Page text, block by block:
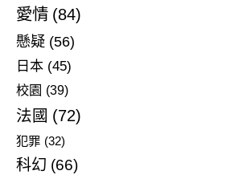
愛情 (84)
懸疑 (56)
日本 (45)
校園 (39)
法國 (72)
犯罪 (32)
科幻 (66)